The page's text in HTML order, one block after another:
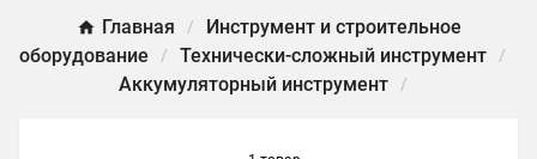
Главная
Инструмент и строительное
оборудование
Технически-сложный инструмент
Аккумуляторный инструмент